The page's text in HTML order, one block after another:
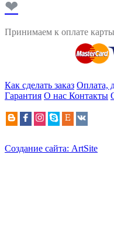
❤
Принимаем к оплате
Как сделать заказ Оплата,
Гарантия О нас Контакты
Создание сайта: ArtSite